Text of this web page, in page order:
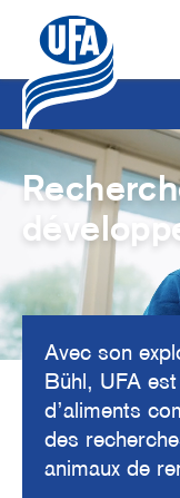
contenu
principal
Fichier
vidéo
Avec son
Bühl, UFA
d’aliments
des
animaux de